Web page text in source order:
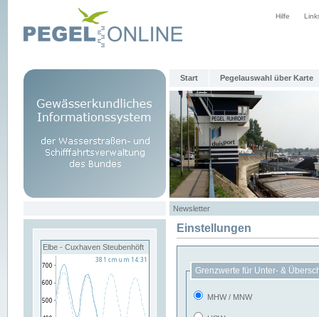
Hilfe
Start Pegelauswahl über Karte
Newsletter
Elbe - Cuxhaven Steubenhöft
Einstellungen
Grenzwerte für Unter- &
MHW / MNW